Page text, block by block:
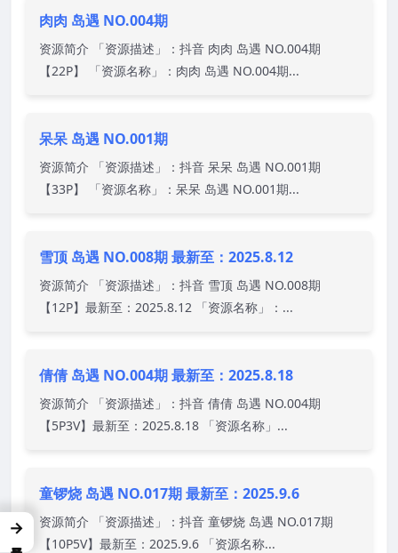
肉肉 岛遇 NO.004期
资源简介 「资源描述」：抖音 肉肉 岛遇 NO.004期
【22P】 「资源名称」：肉肉 岛遇 NO.004期...
呆呆 岛遇 NO.001期
资源简介 「资源描述」：抖音 呆呆 岛遇 NO.001期
【33P】 「资源名称」：呆呆 岛遇 NO.001期...
雪顶 岛遇 NO.008期 最新至：2025.8.12
资源简介 「资源描述」：抖音 雪顶 岛遇 NO.008期
【12P】最新至：2025.8.12 「资源名称」：...
倩倩 岛遇 NO.004期 最新至：2025.8.18
资源简介 「资源描述」：抖音 倩倩 岛遇 NO.004期
【5P3V】最新至：2025.8.18 「资源名称」...
童锣烧 岛遇 NO.017期 最新至：2025.9.6
资源简介 「资源描述」：抖音 童锣烧 岛遇 NO.017期
【10P5V】最新至：2025.9.6 「资源名称...
→